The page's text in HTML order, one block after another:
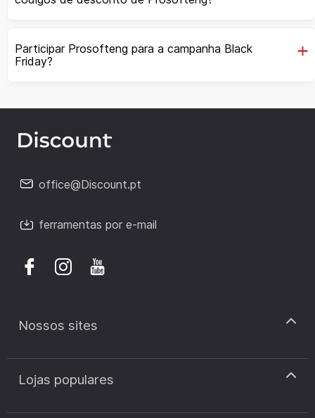
Participar Prosofteng para a campanha Black
Friday?
office@Discount.pt
ferramentas por e-mail
Nossos sites
discount.pt
discount.sk
Lojas populares
Cupão de desconto Zooplus